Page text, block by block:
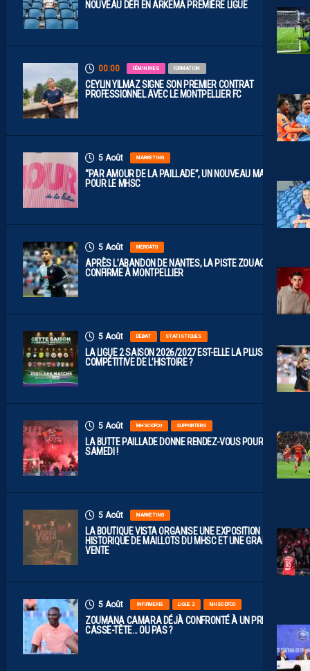
NOUVEAU DÉFI EN ARKEMA PREMIÈRE LIGUE
00:00 FÉMININES FORMATION
CEYLIN YILMAZ SIGNE SON PREMIER CONTRAT
PROFESSIONNEL AVEC LE MONTPELLIER FC
5 Août MARKETING
“PAR AMOUR DE LA PAILLADE”, UN NOUVEAU MAILLOT
POUR LE MHSC
5 Août MERCATO
APRÈS L’ABANDON DE NANTES, LA PISTE ZOUAOUI SE
CONFIRME À MONTPELLIER
5 Août DÉBAT STATISTIQUES
LA LIGUE 2 SAISON 2026/2027 EST-ELLE LA PLUS
COMPÉTITIVE DE L’HISTOIRE ?
5 Août MHSC-DFCO SUPPORTERS
LA BUTTE PAILLADE DONNE RENDEZ-VOUS POUR
SAMEDI !
5 Août MARKETING
LA BOUTIQUE VISTA ORGANISE UNE EXPOSITION
HISTORIQUE DE MAILLOTS DU MHSC ET UNE GRANDE
VENTE
5 Août INFIRMERIE LIGUE 2 MHSC-DFCO
ZOUMANA CAMARA DÉJÀ CONFRONTÉ À UN PREMIER
CASSE-TÊTE… OU PAS ?